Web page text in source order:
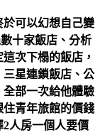
可以幻想自己變
十家飯店、分析
次下榻的飯店，
三星連鎖飯店、公
部一次給他體驗
青年旅館的價錢
人房一個人要價